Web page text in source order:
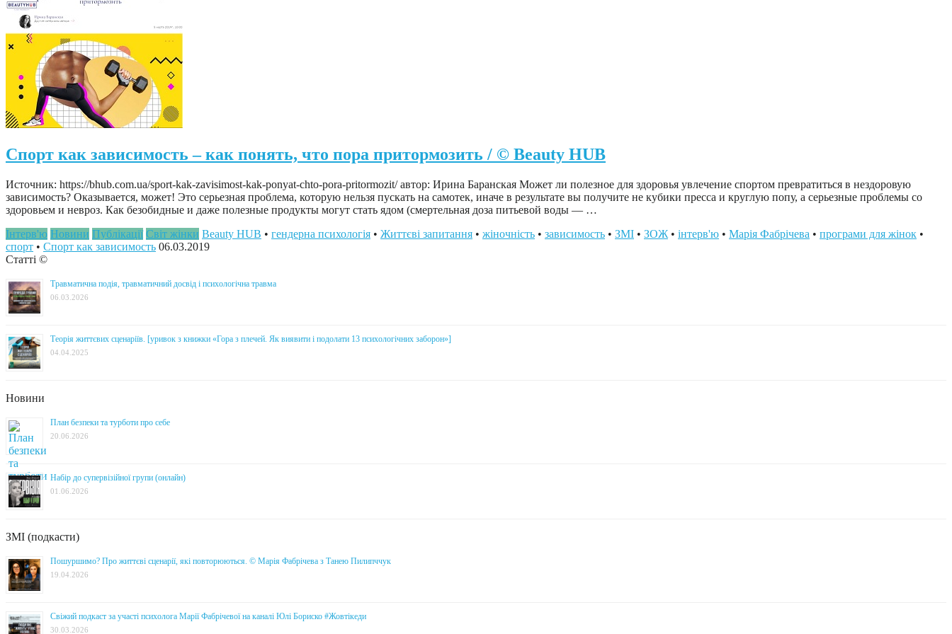
Спорт как зависимость – как понять, что пора притормозить / © Beauty HUB
Источник: https://bhub.com.ua/sport-kak-zavisimost-kak-ponyat-chto-pora-pritormozit/ автор: Ирина Баранская Может ли полезное для здоровья увлечение спортом превратиться в нездоровую
зависимость? Оказывается, может! Это серьезная проблема, которую нельзя пускать на самотек, иначе в результате вы получите не кубики пресса и круглую попу, а серьезные проблемы со
здоровьем и невроз. Как безобидные и даже полезные продукты могут стать ядом (смертельная доза питьевой воды — …
Інтерв'ю Новини Публікації Світ жінки Beauty HUB • гендерна психологія • Життєві запитання • жіночність • зависимость • ЗМІ • ЗОЖ • інтерв'ю • Марія Фабрічева • програми для жінок •
спорт • Спорт как зависимость 06.03.2019
Статті ©
Травматична подія, травматичний досвід і психологічна травма
06.03.2026
Теорія життєвих сценаріїв. [уривок з книжки «Гора з плечей. Як виявити і подолати 13 психологічних заборон»]
04.04.2025
Новини
План безпеки та турботи про себе
20.06.2026
Набір до супервізійної групи (онлайн)
01.06.2026
ЗМІ (подкасти)
Пошуршимо? Про життєві сценарії, які повторюються. © Марія Фабрічева з Танею Пилипччук
19.04.2026
Свіжий подкаст за участі психолога Марії Фабрічевої на каналі Юлі Бориско #Жовтікеди
30.03.2026